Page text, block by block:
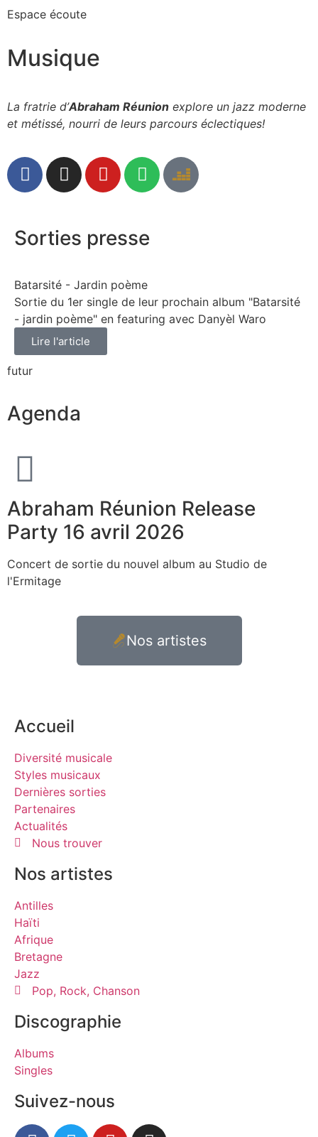
Espace écoute
Musique
La fratrie d’Abraham Réunion explore un jazz moderne
et métissé, nourri de leurs parcours éclectiques!
Sorties presse
Batarsité - Jardin poème
Sortie du 1er single de leur prochain album "Batarsité
- jardin poème" en featuring avec Danyèl Waro
Lire l'article
futur
Agenda
Abraham Réunion Release
Party 16 avril 2026
Concert de sortie du nouvel album au Studio de
l'Ermitage
Nos artistes
Accueil
Diversité musicale
Styles musicaux
Dernières sorties
Partenaires
Actualités
Nous trouver
Nos artistes
Antilles
Haïti
Afrique
Bretagne
Jazz
Pop, Rock, Chanson
Discographie
Albums
Singles
Suivez-nous